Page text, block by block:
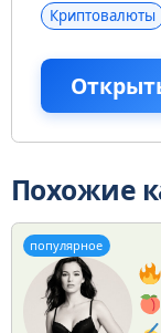
Криптовалюты
Похожие
популярное